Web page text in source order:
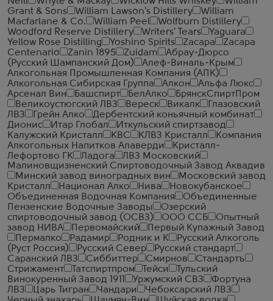
Grant & Sons
William Lawson's Distillery
William
Macfarlane & Co.
William Peel
Wolfburn Distillery
Woodford Reserve Distillery
Writers' Tears
Yaguara
Yellow Rose Distilling
Yoshino Spirits Zacapa
Zacapa
Centenario
Zanin 1895 Zuidam
Абрау-Дюрсо
(Русский Шампанский Дом)
Алеф-Виналь-Крым
Алкогольная Промышленная Компания (АПК)
Алкогольная Сибирская Группа
Алкон
Альфа Люкс
Арсенал Вин
Башспирт БелАлко
БрянскСпиртПром
Великоустюгский ЛВЗ
Вереск Викалк
Глазовский
ЛВЗ
Грейн Алко
Дербентский коньячный комбинат
Дионис
Итар Глобал
Иткульский спиртзавод
Калужский Кристалл
КВС КЛВЗ Кристалл
Компания
Алкогольных Напитков Алаверди
Кристалл-
Лефортово ГК
Ладога
ЛВЗ Московский
Малиновщизненский Спиртоводочный Завод Аквадив
Минский завод виноградных вин
Московский завод
Кристалл
Национал Алко Нива
Новокубанское
Объединенная Водочная Компания
Объединенные
Пензенские Водочные Заводы
Озерский
спиртоводочный завод (ОСВЗ)
ООО ССБ
Опытный
завод НИВА
Первомайский
Первый Купажный Завод
Пермалко
Радамир Родник и К
Русский Алкоголь
(Руст Россия)
Русский Север
Русский стандарт
Саранский ЛВЗ
Сиббиттер Смирнов
Стандартъ
Стрижамент
Татспиртпром Тейси
Тульский
Винокуренный Завод 1911
Уржумский СВЗ
Фортуна
ЛВЗ
Царь Тигран Чандари
Чебоксарский ЛВЗ